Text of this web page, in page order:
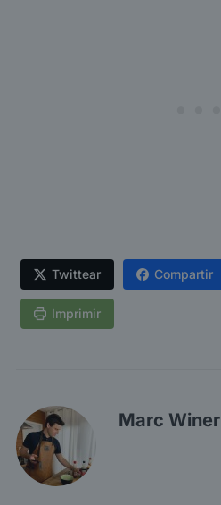
Twittear Compartir
Imprimir
Marc Winer